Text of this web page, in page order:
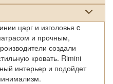
царг и изголовья c
и прочным,
создали
кровать. Rimini
интерьер и подойдет